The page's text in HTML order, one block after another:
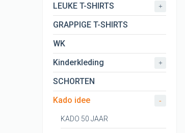
LEUKE T-SHIRTS
+
GRAPPIGE T-SHIRTS
WK
Kinderkleding
+
SCHORTEN
Kado idee
-
KADO 50 JAAR